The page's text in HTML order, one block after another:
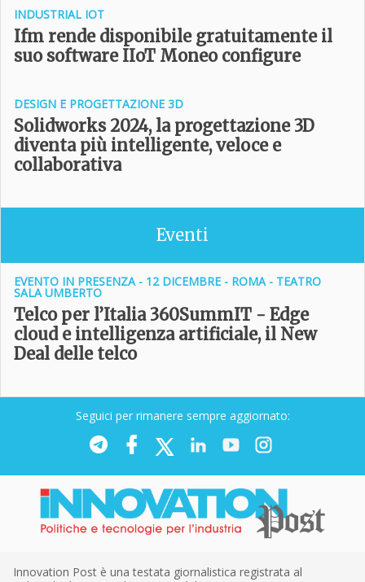
INDUSTRIAL IOT
Ifm rende disponibile gratuitamente il
suo software IIoT Moneo configure
DESIGN E PROGETTAZIONE 3D
Solidworks 2024, la progettazione 3D
diventa più intelligente, veloce e
collaborativa
Eventi
EVENTO IN PRESENZA - 12 DICEMBRE - ROMA - TEATRO
SALA UMBERTO
Telco per l’Italia 360SummIT - Edge
cloud e intelligenza artificiale, il New
Deal delle telco
Seguici per rimanere sempre aggiornato:
Innovation Post è una testata giornalistica registrata al